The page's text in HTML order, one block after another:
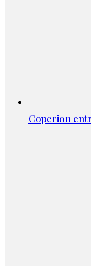
Coperion